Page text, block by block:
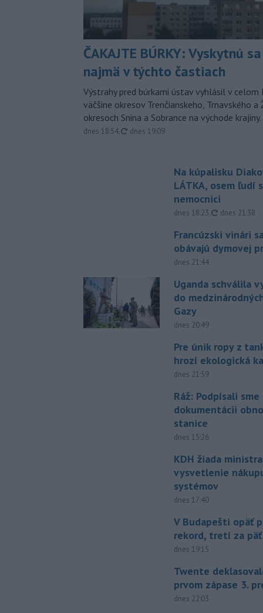
ČAKAJTE BÚRKY: Vyskytnú
najmä v týchto častiach
Výstrahy pred búrkami ústav vyhlásil v
väčšine okresov Trenčianskeho, Trnavského a
okresoch Snina a Sobrance na východe krajiny.
dnes 18:54, aktualizované
dnes 19:09
Na kúpalisku
LÁTKA, osem ľudí
nemocnici
dnes 18:23, aktualizované
dnes 21:38
Francúzski vinári
obávajú dymovej
dnes 21:44
Uganda schválila
do
Gazy
dnes 20:49
Pre únik ropy z
hrozí ekologická
dnes 21:59
Ráž: Podpísali
dokumentácii
stanice
dnes 15:26
KDH žiada
vysvetlenie
systémov
dnes 17:40
V Budapešti opäť
rekord, tretí za
dnes 19:15
Twente
prvom zápase 3.
dnes 22:03